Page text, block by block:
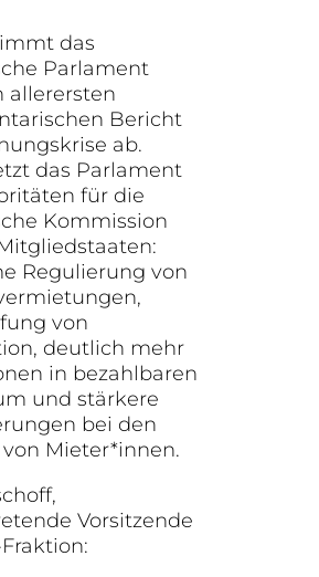
das
Parlament
allerersten
Bericht
ab.
das Parlament
für die
Kommission
Regulierung von
von
deutlich mehr
in bezahlbaren
und stärkere
bei den
Mieter*innen.
Vorsitzende